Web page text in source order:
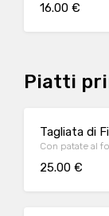
16.00 €
Piatti
Tagliata di
Con patate al
25.00 €